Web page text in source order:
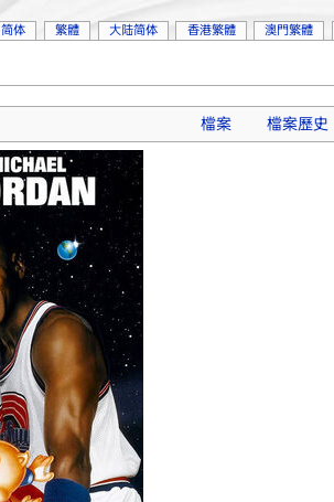
檔案 檔案歷史
简体 繁體 大陆简体 香港繁體 澳門繁體